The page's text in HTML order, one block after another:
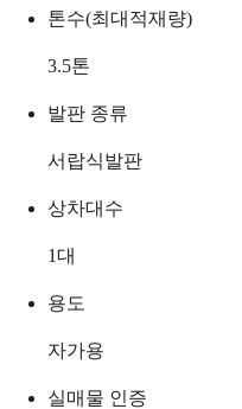
톤수(최대적재량)
3.5톤
발판 종류
서랍식발판
상차대수
1대
용도
자가용
실매물 인증